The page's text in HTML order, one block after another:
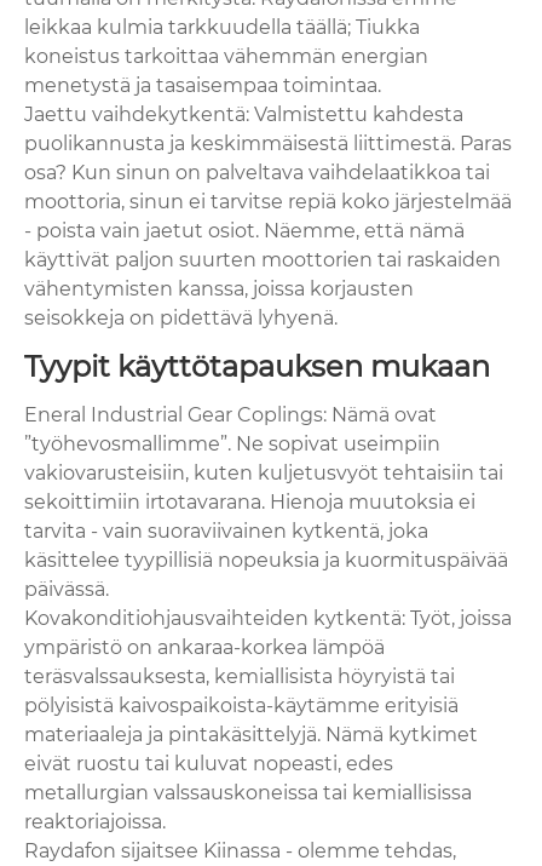
leikkaa kulmia tarkkuudella täällä; Tiukka
koneistus tarkoittaa vähemmän energian
menetystä ja tasaisempaa toimintaa.
Jaettu vaihdekytkentä: Valmistettu kahdesta
puolikannusta ja keskimmäisestä liittimestä. Paras
osa? Kun sinun on palveltava vaihdelaatikkoa tai
moottoria, sinun ei tarvitse repiä koko järjestelmää
- poista vain jaetut osiot. Näemme, että nämä
käyttivät paljon suurten moottorien tai raskaiden
vähentymisten kanssa, joissa korjausten
seisokkeja on pidettävä lyhyenä.
Tyypit käyttötapauksen mukaan
Eneral Industrial Gear Coplings: Nämä ovat
”työhevosmallimme”. Ne sopivat useimpiin
vakiovarusteisiin, kuten kuljetusvyöt tehtaisiin tai
sekoittimiin irtotavarana. Hienoja muutoksia ei
tarvita - vain suoraviivainen kytkentä, joka
käsittelee tyypillisiä nopeuksia ja kuormituspäivää
päivässä.
Kovakonditiohjausvaihteiden kytkentä: Työt, joissa
ympäristö on ankaraa-korkea lämpöä
teräsvalssauksesta, kemiallisista höyryistä tai
pölyisistä kaivospaikoista-käytämme erityisiä
materiaaleja ja pintakäsittelyjä. Nämä kytkimet
eivät ruostu tai kuluvat nopeasti, edes
metallurgian valssauskoneissa tai kemiallisissa
reaktoriajoissa.
Raydafon sijaitsee Kiinassa - olemme tehdas,